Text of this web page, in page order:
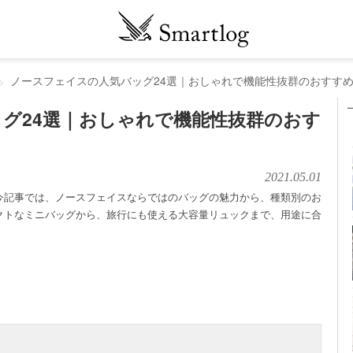
ノースフェイスの人気バッグ24選｜おしゃれで機能性抜群のおすす
24選｜おしゃれで機能性抜群のおす
2021.05.01
事では、ノースフェイスならではのバッグの魅力から、種類別のお
なミニバッグから、旅行にも使える大容量リュックまで、用途に合